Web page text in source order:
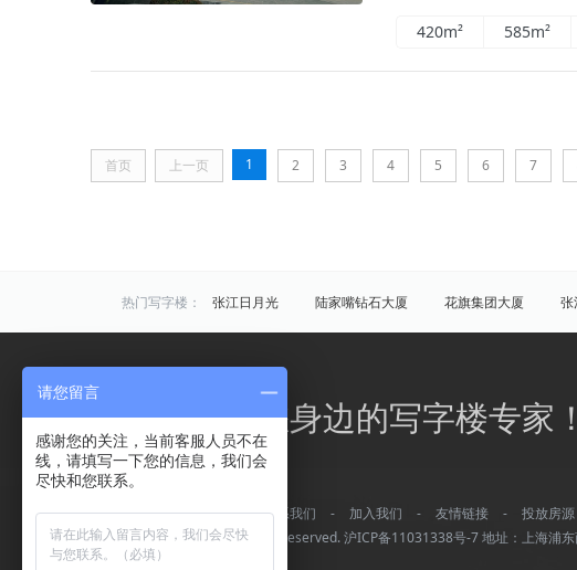
420m² 585m²
首页 上一页 1 2 3 4 5 6 7
热门写字楼： 张江日月光 陆家嘴钻石大厦 花旗集团大厦 张
炬芯研发大楼
佑越国际 张江海趣园 盛大天
黄浦 徐汇 长宁 静安 普陀
商圈写字楼： 曹杨路 金山 陆家嘴 静安寺 八佰伴
曹家渡
平凉/杨浦外滩
龙柏 彭浦 新江湾城 浦江
办公之家，您身边的写字楼专家！
关于我们 - 常见问题 - 联系我们 - 加入我们 - 友情链接 - 投放房源
Copyright © 办公之家 All rights reserved.沪ICP备11031338号-7地址：上海浦
请您留言
感谢您的关注，当前客服人员不在
线，请填写一下您的信息，我们会
尽快和您联系。